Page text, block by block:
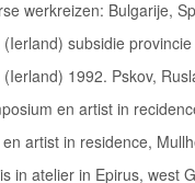
werkreizen: Bulgarije,
subsidie
1992. Pskov,
en artist in
artist in residence,
in atelier in Epirus, west